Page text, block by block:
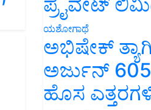
ಯಶೋಗಾಥೆ
ಅಭಿಷೇಕ್
ಅರ್ಜುನ್
ಹೊಸ